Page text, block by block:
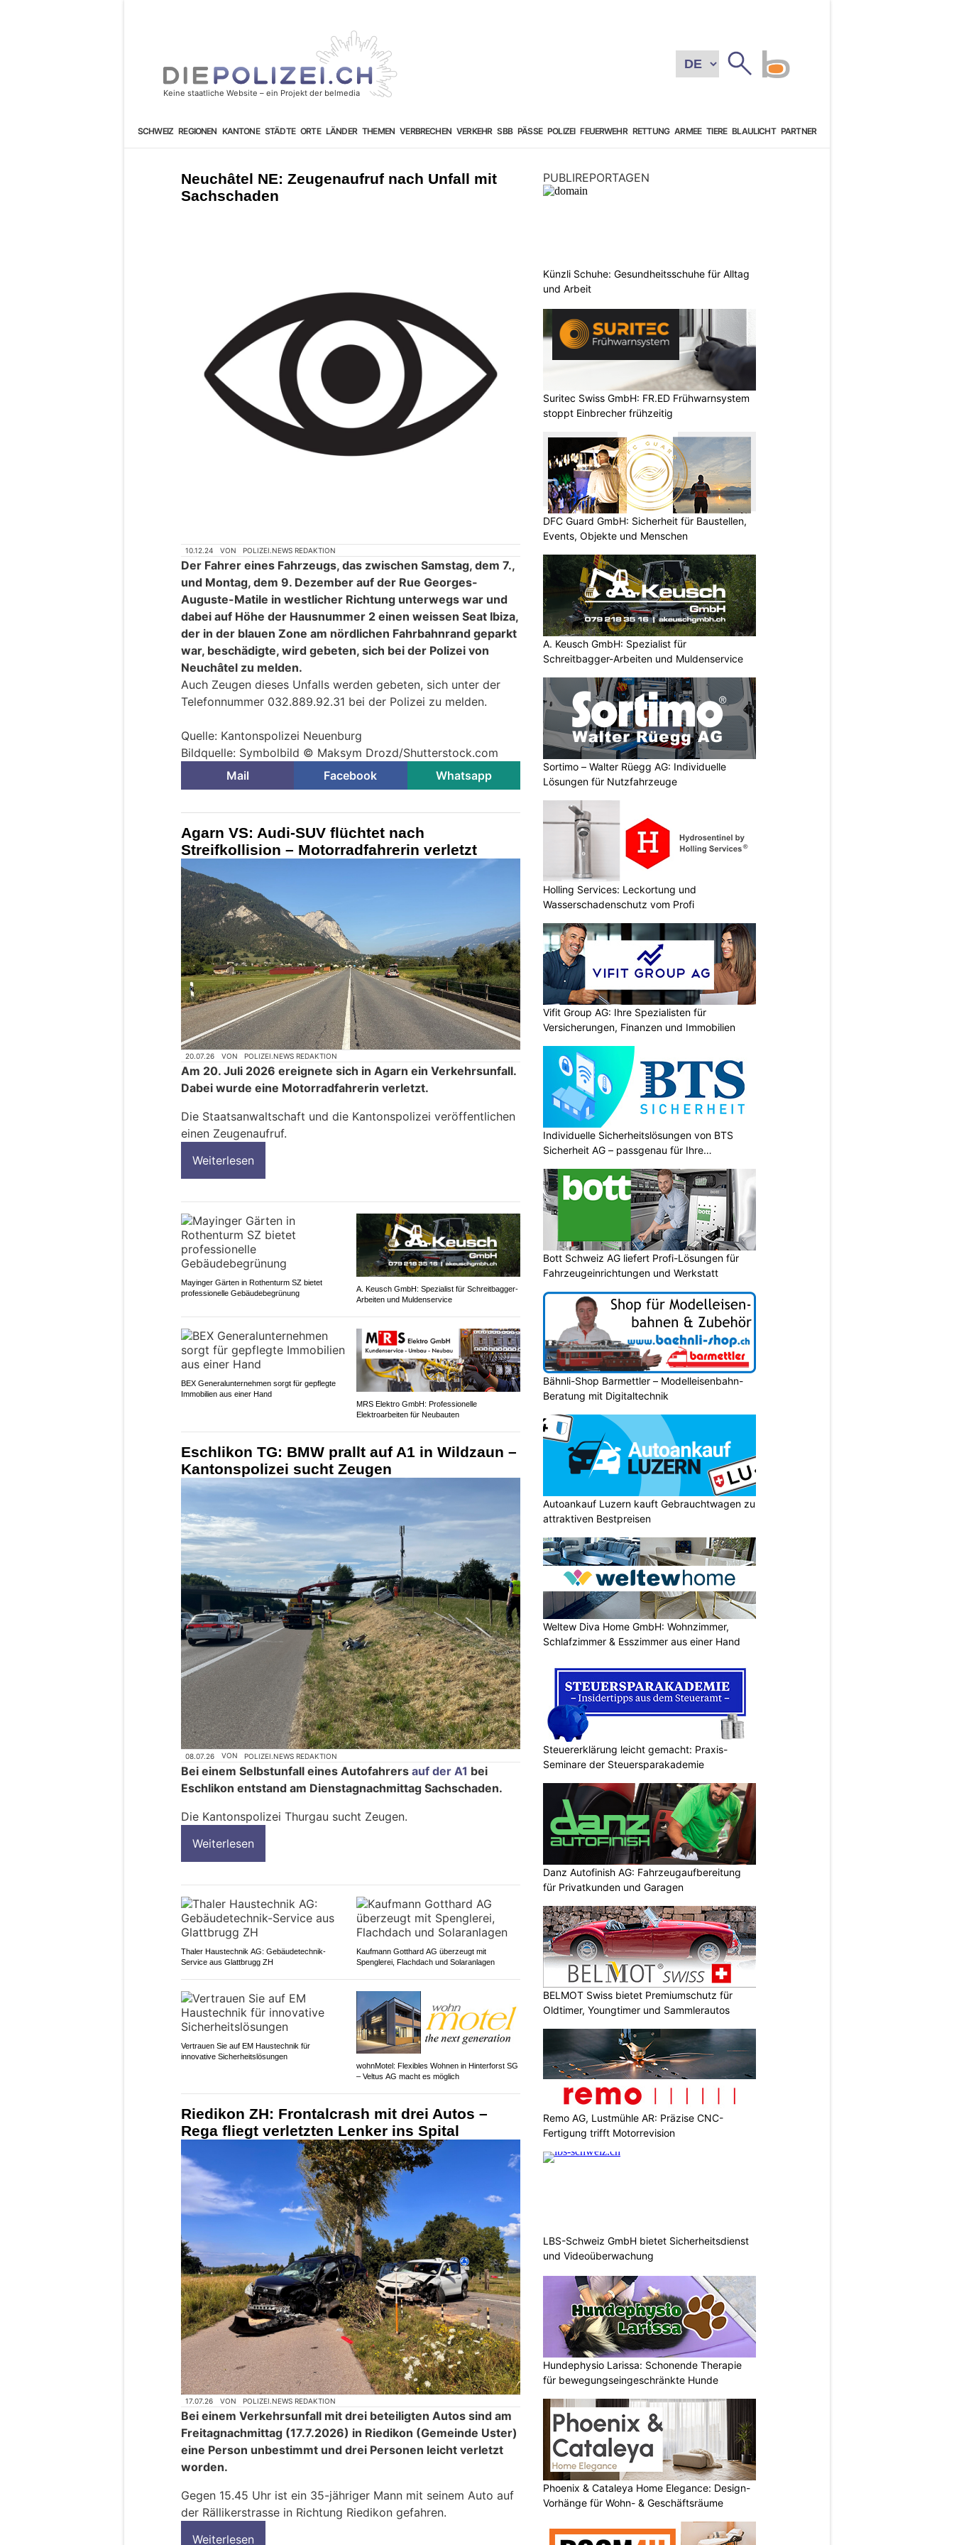
SCHWEIZ REGIONEN KANTONE STÄDTE ORTE LÄNDER THEMEN VERBRECHEN VERKEHR SBB PÄSSE POLIZEI FEUERWEHR RETTUNG ARMEE TIERE BLAULICHT PARTNER
Neuchâtel NE: Zeugenaufruf nach Unfall mit
Sachschaden
10.12.24 VON POLIZEI.NEWS REDAKTION
Der Fahrer eines Fahrzeugs, das zwischen Samstag, dem 7.,
und Montag, dem 9. Dezember auf der Rue Georges-
Auguste-Matile in westlicher Richtung unterwegs war und
dabei auf Höhe der Hausnummer 2 einen weissen Seat Ibiza,
der in der blauen Zone am nördlichen Fahrbahnrand geparkt
war, beschädigte, wird gebeten, sich bei der Polizei von
Neuchâtel zu melden.
Auch Zeugen dieses Unfalls werden gebeten, sich unter der
Telefonnummer 032.889.92.31 bei der Polizei zu melden.
Quelle: Kantonspolizei Neuenburg
Bildquelle: Symbolbild © Maksym Drozd/Shutterstock.com
Mail
Facebook Whatsapp
Agarn VS: Audi-SUV flüchtet nach
Streifkollision – Motorradfahrerin verletzt
20.07.26 VON POLIZEI.NEWS REDAKTION
Am 20. Juli 2026 ereignete sich in Agarn ein Verkehrsunfall.
Dabei wurde eine Motorradfahrerin verletzt.
Die Staatsanwaltschaft und die Kantonspolizei veröffentlichen
einen Zeugenaufruf.
Weiterlesen
Mayinger Gärten in Rothenturm SZ bietet
professionelle Gebäudebegrünung
A. Keusch GmbH: Spezialist für Schreitbagger-
Arbeiten und Muldenservice
BEX Generalunternehmen sorgt für gepflegte
Immobilien aus einer Hand
MRS Elektro GmbH: Professionelle
Elektroarbeiten für Neubauten
Eschlikon TG: BMW prallt auf A1 in Wildzaun –
Kantonspolizei sucht Zeugen
08.07.26 VON POLIZEI.NEWS REDAKTION
Bei einem Selbstunfall eines Autofahrers auf der A1 bei
Eschlikon entstand am Dienstagnachmittag Sachschaden.
Die Kantonspolizei Thurgau sucht Zeugen.
Weiterlesen
Thaler Haustechnik AG: Gebäudetechnik-
Service aus Glattbrugg ZH
Kaufmann Gotthard AG überzeugt mit
Spenglerei, Flachdach und Solaranlagen
Vertrauen Sie auf EM Haustechnik für
innovative Sicherheitslösungen
wohnMotel: Flexibles Wohnen in Hinterforst SG
– Veltus AG macht es möglich
Riedikon ZH: Frontalcrash mit drei Autos –
Rega fliegt verletzten Lenker ins Spital
17.07.26 VON POLIZEI.NEWS REDAKTION
Bei einem Verkehrsunfall mit drei beteiligten Autos sind am
Freitagnachmittag (17.7.2026) in Riedikon (Gemeinde Uster)
eine Person unbestimmt und drei Personen leicht verletzt
worden.
Gegen 15.45 Uhr ist ein 35-jähriger Mann mit seinem Auto auf
der Rällikerstrasse in Richtung Riedikon gefahren.
Weiterlesen
PUBLIREPORTAGEN
Künzli Schuhe: Gesundheitsschuhe für Alltag
und Arbeit
Suritec Swiss GmbH: FR.ED Frühwarnsystem
stoppt Einbrecher frühzeitig
DFC Guard GmbH: Sicherheit für Baustellen,
Events, Objekte und Menschen
A. Keusch GmbH: Spezialist für
Schreitbagger-Arbeiten und Muldenservice
Sortimo – Walter Rüegg AG: Individuelle
Lösungen für Nutzfahrzeuge
Holling Services: Leckortung und
Wasserschadenschutz vom Profi
Vifit Group AG: Ihre Spezialisten für
Versicherungen, Finanzen und Immobilien
Individuelle Sicherheitslösungen von BTS
Sicherheit AG – passgenau für Ihre
Bott Schweiz AG liefert Profi-Lösungen für
Fahrzeugeinrichtungen und Werkstatt
Bähnli-Shop Barmettler – Modelleisenbahn-
Beratung mit Digitaltechnik
Autoankauf Luzern kauft Gebrauchtwagen zu
attraktiven Bestpreisen
Weltew Diva Home GmbH: Wohnzimmer,
Schlafzimmer & Esszimmer aus einer Hand
Steuererklärung leicht gemacht: Praxis-
Seminare der Steuersparakademie
Danz Autofinish AG: Fahrzeugaufbereitung
für Privatkunden und Garagen
BELMOT Swiss bietet Premiumschutz für
Oldtimer, Youngtimer und Sammlerautos
Remo AG, Lustmühle AR: Präzise CNC-
Fertigung trifft Motorrevision
LBS-Schweiz GmbH bietet Sicherheitsdienst
und Videoüberwachung
Hundephysio Larissa: Schonende Therapie
für bewegungseingeschränkte Hunde
Phoenix & Cataleya Home Elegance: Design-
Vorhänge für Wohn- & Geschäftsräume